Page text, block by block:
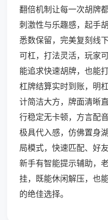
翻倍机制让每一次胡牌
刺激性与乐趣感，起手
悉数保留，完美复刻线
可杠，打法灵活，玩家
能追求快速胡牌，也能
杠牌结算实时到账，明
计简洁大方，牌面清晰
行稳定无卡顿，方言配
极具代入感，仿佛置身
局模式，快速匹配、好
新手有智能提示辅助，
挂，既能休闲解压，也
的绝佳选择。